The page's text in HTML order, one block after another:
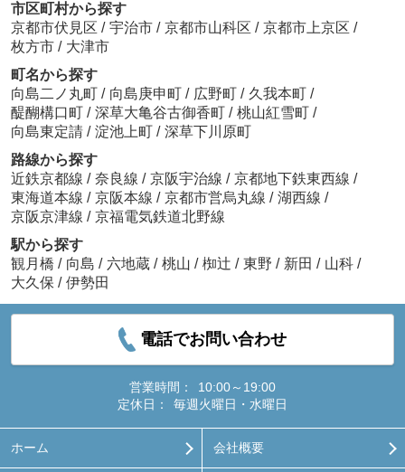
市区町村から探す
京都市伏見区 / 宇治市 / 京都市山科区 / 京都市上京区 /
枚方市 / 大津市
町名から探す
向島二ノ丸町 / 向島庚申町 / 広野町 / 久我本町 /
醍醐構口町 / 深草大亀谷古御香町 / 桃山紅雪町 /
向島東定請 / 淀池上町 / 深草下川原町
路線から探す
近鉄京都線 / 奈良線 / 京阪宇治線 / 京都地下鉄東西線 /
東海道本線 / 京阪本線 / 京都市営烏丸線 / 湖西線 /
京阪京津線 / 京福電気鉄道北野線
駅から探す
観月橋 / 向島 / 六地蔵 / 桃山 / 椥辻 / 東野 / 新田 / 山科 /
大久保 / 伊勢田
電話でお問い合わせ
営業時間：
10:00～19:00
定休日：
毎週火曜日・水曜日
ホーム 会社概要